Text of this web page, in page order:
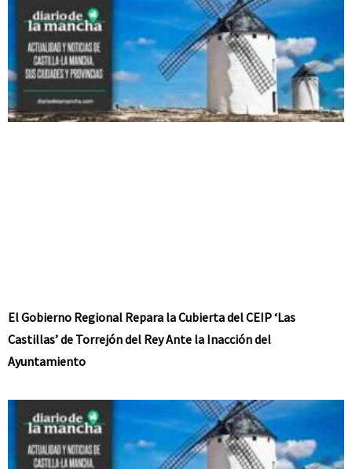
El Gobierno Regional Repara la Cubierta del CEIP ‘Las
Castillas’ de Torrejón del Rey Ante la Inacción del
Ayuntamiento